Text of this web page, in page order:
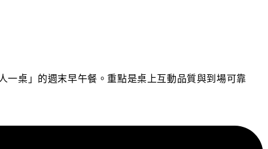
桌」的週末早午餐。重點是桌上互動品質與到場可靠